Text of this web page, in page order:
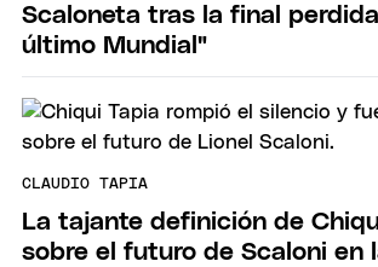
Scaloneta tras la final
último Mundial"
CLAUDIO TAPIA
La tajante definición de
sobre el futuro de Scaloni en